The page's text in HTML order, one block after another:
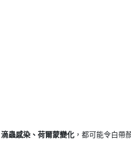
蟲感染、荷爾蒙變化 ，都可能令白帶